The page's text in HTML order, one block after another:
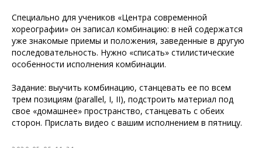
Специально для учеников «Центра современной
хореографии» он записал комбинацию: в ней содержатся
уже знакомые приемы и положения, заведенные в другую
последовательность. Нужно «списать» стилистические
особенности исполнения комбинации.
Задание: выучить комбинацию, станцевать ее по всем
трем позициям (parallel, I, II), подстроить материал под
свое «домашнее» пространство, станцевать с обеих
сторон. Прислать видео с вашим исполнением в пятницу.